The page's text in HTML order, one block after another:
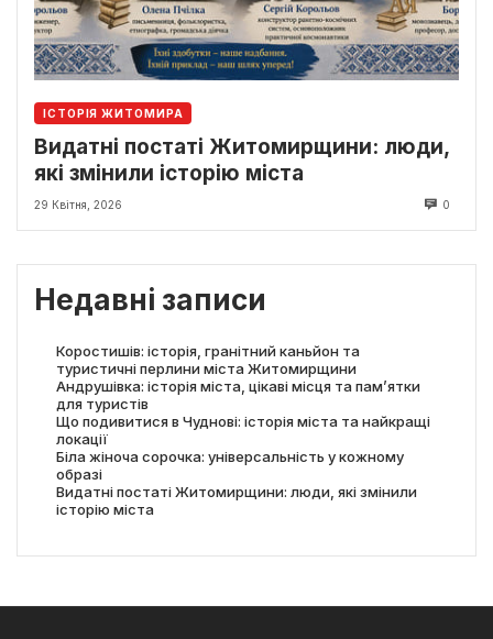
ІСТОРІЯ ЖИТОМИРА
Видатні постаті Житомирщини: люди,
які змінили історію міста
29 Квітня, 2026 0
Недавні записи
Коростишів: історія, гранітний каньйон та
туристичні перлини міста Житомирщини
Андрушівка: історія міста, цікаві місця та пам’ятки
для туристів
Що подивитися в Чуднові: історія міста та найкращі
локації
Біла жіноча сорочка: універсальність у кожному
образі
Видатні постаті Житомирщини: люди, які змінили
історію міста